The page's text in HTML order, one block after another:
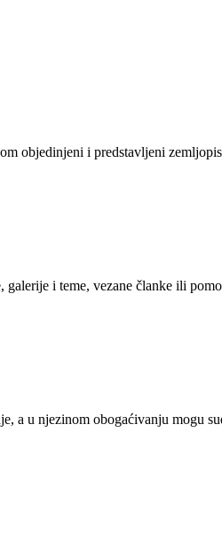
objedinjeni i predstavljeni
i teme, vezane članke ili
a u njezinom obogaćivanju mogu